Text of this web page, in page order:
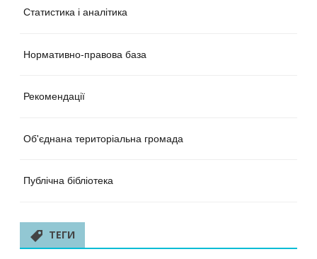
Статистика і аналітика
Нормативно-правова база
Рекомендації
Об'єднана територіальна громада
Публічна бібліотека
ТЕГИ